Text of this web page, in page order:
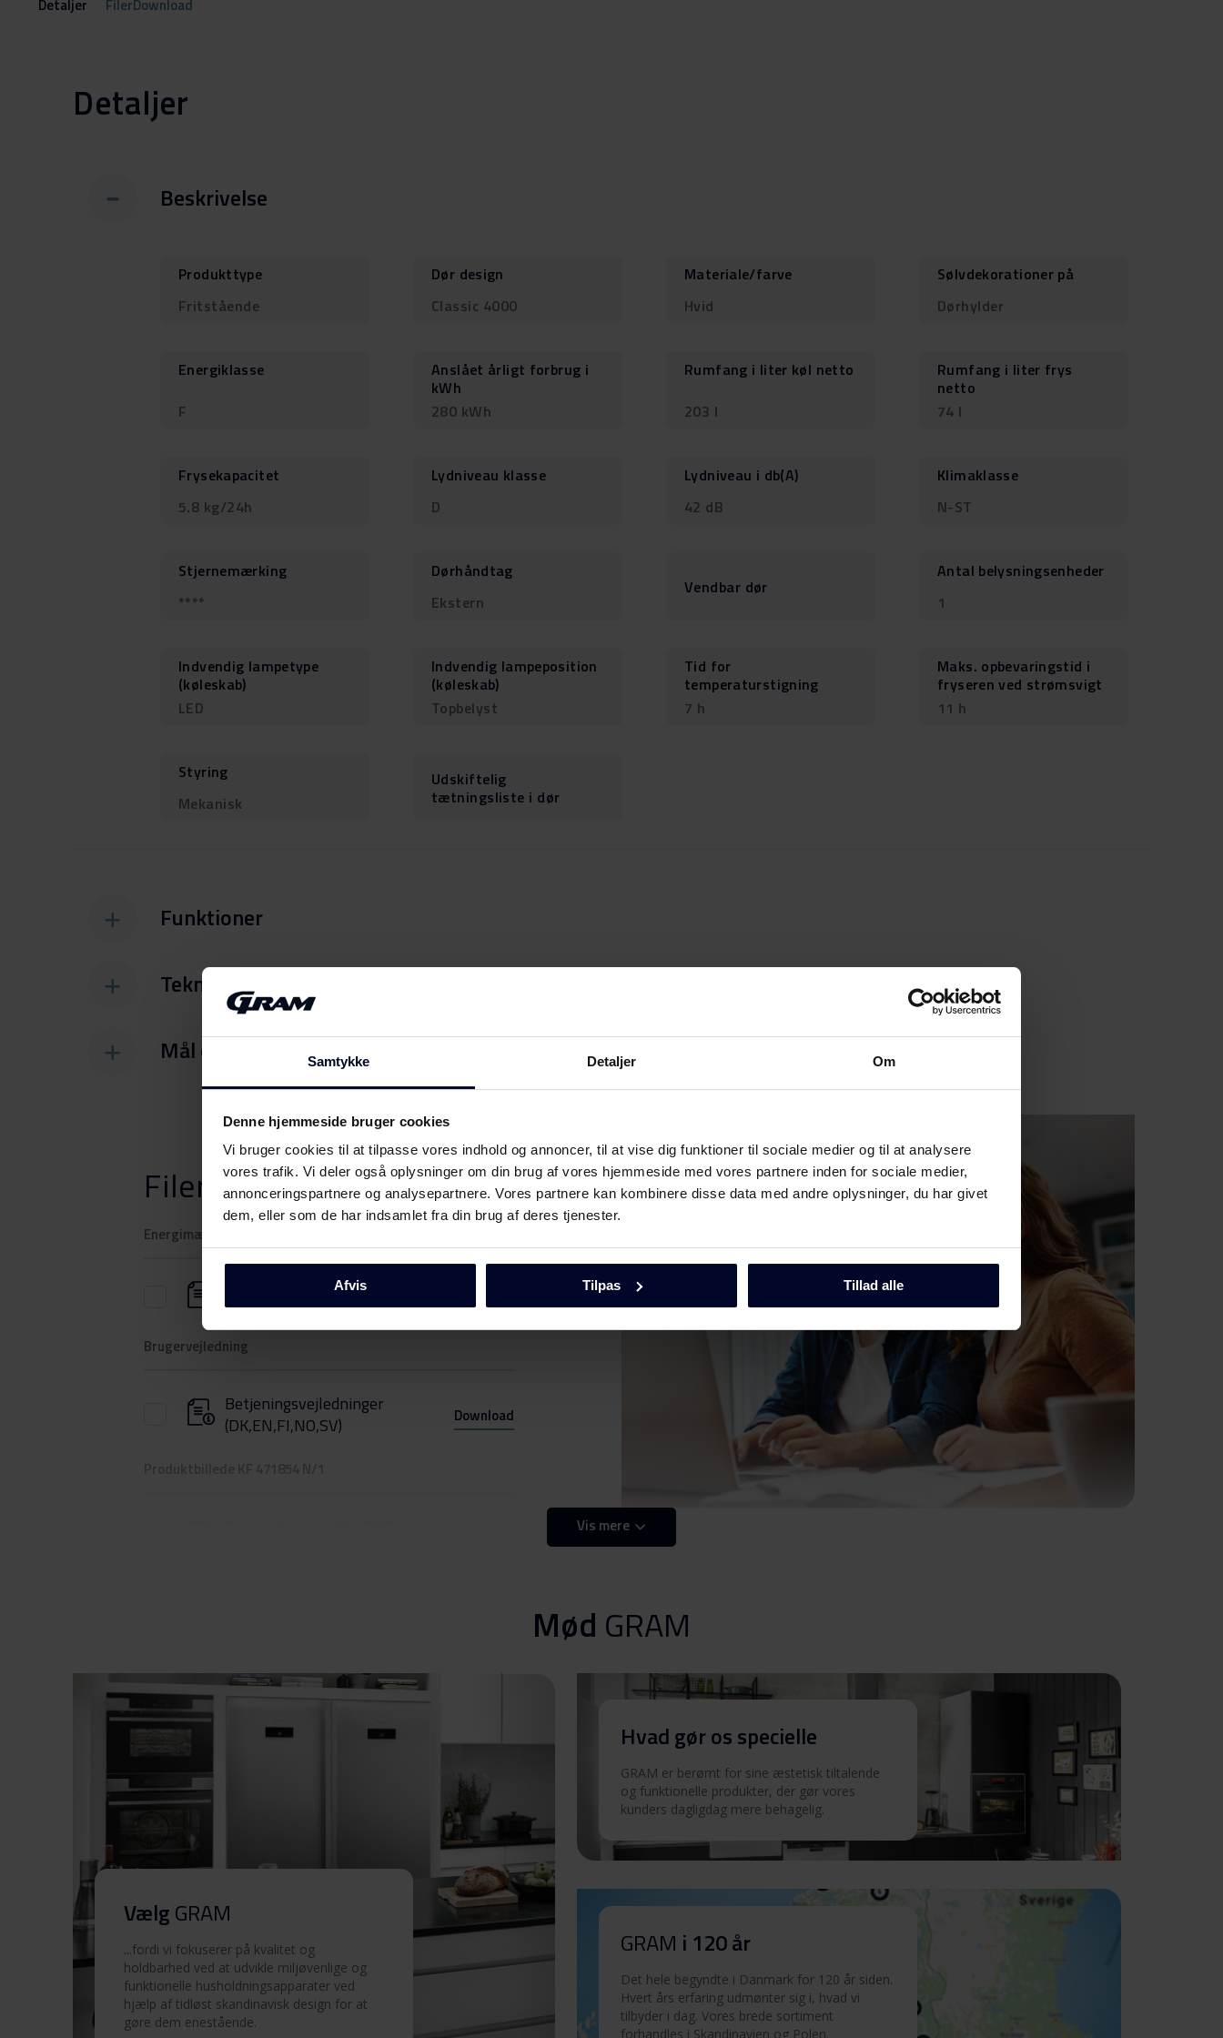
Samtykke Detaljer Om
Denne hjemmeside bruger cookies
Vi bruger cookies til at tilpasse vores indhold og annoncer, til at vise dig funktioner til sociale medier og til at analysere
vores trafik. Vi deler også oplysninger om din brug af vores hjemmeside med vores partnere inden for sociale medier,
annonceringspartnere og analysepartnere. Vores partnere kan kombinere disse data med andre oplysninger, du har givet
dem, eller som de har indsamlet fra din brug af deres tjenester.
Afvis Tilpas Tillad alle
Detaljer FilerDownload
Detaljer
Beskrivelse
Produkttype
Fritstående
Dør design
Classic 4000
Materiale/farve
Hvid
Sølvdekorationer på
Dørhylder
Energiklasse
F
Anslået årligt forbrug i
kWh
280 kWh
Rumfang i liter køl netto
203 l
Rumfang i liter frys
netto
74 l
Frysekapacitet
5.8 kg/24h
Lydniveau klasse
D
Lydniveau i db(A)
42 dB
Klimaklasse
N-ST
Stjernemærking
****
Dørhåndtag
Ekstern
Vendbar dør
Antal belysningsenheder
1
Indvendig lampetype
(køleskab)
LED
Indvendig lampeposition
(køleskab)
Topbelyst
Tid for
temperaturstigning
7 h
Maks. opbevaringstid i
fryseren ved strømsvigt
11 h
Styring
Mekanisk
Udskiftelig
tætningsliste i dør
Funktioner
Tekniske specifikationer
Mål og vægt
Filer Download
Energimærkning
Brugervejledning
Betjeningsvejledninger
(DK,EN,FI,NO,SV)
Download
N/1
Hent udvalgt
Vis mere
Mød GRAM
VælgGRAM
...fordi vi fokuserer på kvalitet og
holdbarhed ved at udvikle miljøvenlige og
funktionelle husholdningsapparater ved
hjælp af tidløst skandinavisk design for at
gøre dem enestående.
Hvad gør os specielle
GRAM er berømt for sine æstetisk tiltalende
og funktionelle produkter, der gør vores
kunders dagligdag mere behagelig.
GRAM i 120 år
Det hele begyndte i Danmark for 120 år siden.
Hvert års erfaring udmønter sig i, hvad vi
tilbyder i dag. Vores brede sortiment
forhandles i Skandinavien og Polen.